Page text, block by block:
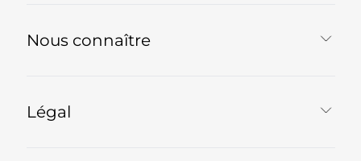
Nous connaître
Légal